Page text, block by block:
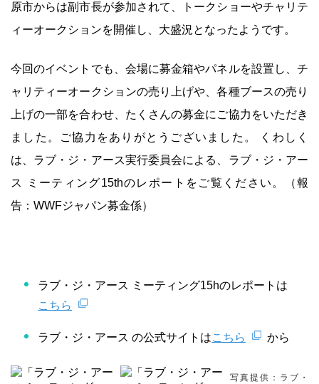
原市からは副市長が参加されて、トークショーやチャリテ
ィーオークションを開催し、大盛況となったようです。
今回のイベントでも、会場に募金箱やパネルを設置し、チ
ャリティーオークションの売り上げや、各種ブースの売り
上げの一部を合わせ、たくさんの募金にご協力をいただき
ました。ご協力をありがとうございました。 くわしく
は、ラブ・ジ・アース実行委員会による、ラブ・ジ・アー
ス ミーティング15thのレポートをご覧ください。（報
告：WWFジャパン募金係）
ラブ・ジ・アース ミーティング15hのレポートは
こちら
ラブ・ジ・アース の公式サイトはこちら から
写真提供：ラブ・